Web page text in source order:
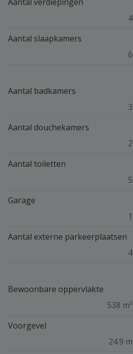
4
Aantal slaapkamers
6
Aantal badkamers
3
Aantal douchekamers
2
Aantal toiletten
5
Garage
1
Aantal externe parkeerplaatsen
4
Bewoonbare oppervlakte
538 m²
Voorgevel
24.9 m